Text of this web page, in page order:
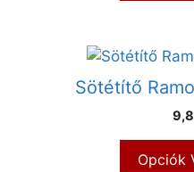
Sötétítő
Opciók